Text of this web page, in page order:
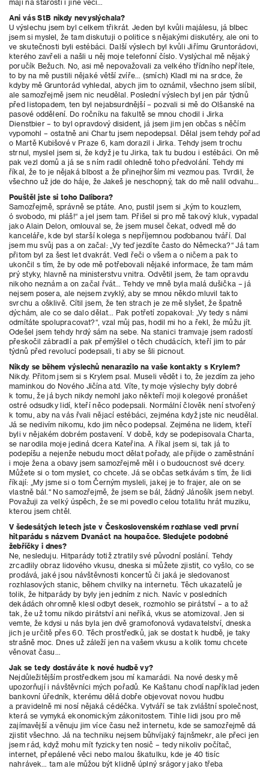
mají na starosti i jiné věci…
Ani vás StB nikdy nevyslýchala?
U výslechu jsem byl celkem třikrát. Jeden byl kvůli majálesu, já blbec
jsem si myslel, že tam diskutuji o politice s nějakými diskutéry, ale oni to
ve skutečnosti byli estébáci. Další výslech byl kvůli Jiřímu Gruntorádovi,
kterého zavřeli a našli u něj moje telefonní číslo. Vyslýchal mě nějaký
poručík Bežuch. No, asi mě nepovažovali za velkého třídního nepřítele,
to by na mě pustili nějaké větší zvíře… (smích) Kladl mi na srdce, že
kdyby mě Gruntorád vyhledal, abych jim to oznámil, všechno jsem slíbil,
ale samozřejmě jsem nic neudělal. Poslední výslech byl jen pár týdnů
před listopadem, ten byl nejabsurdnější – pozvali si mě do Olšanské na
pasové oddělení. Do ročníku na fakultě se mnou chodil i Jirka
Dienstbier – to byl opravdový disident, já jsem jim jen občas s něčím
vypomohl – ostatně ani Chartu jsem nepodepsal. Dělaljsem tehdy pořad
o Martě Kubišové v Praze 6, kam dorazil i Jirka. Tehdy jsem trochu
strnul, myslel jsem si, že když je tu Jirka, tak tu budou i estébáci. On mě
pak vezl domů a já se s ním radil ohledně toho předvolání. Tehdy mi
říkal, že to je nějaká blbost a že přinejhorším mi vezmou pas. Tvrdil, že
všechno už jde do háje, že Jakeš je neschopný, tak do mě nalil odvahu…
Pouštěl jste si toho Dalibora?
Samozřejmě, správně se ptáte. Ano, pustil jsem si „kým to kouzlem,
ó svobodo, mi pláš!“ a jel jsem tam. Přišel si pro mě takový kluk, vypadal
jako Alain Delon, omlouval se, že jsem musel čekat, odvedl mě do
kanceláře, kde byl starší kolega s nepříjemnou poďobanou tváří. Dal
jsem mu svůj pas a on začal: „Vy teď jezdíte často do Německa?“ Já tam
přitom byl za šest let dvakrát. Vedl řeči o všem a o ničem apak to
ukončil s tím, že by ode mě potřebovali nějaké informace, že tam mám
prý styky, hlavně na ministerstvu vnitra. Odvětil jsem, že tam opravdu
nikoho neznám a on začal řvát… Tehdy ve mně byla malá dušička – já
nejsem posera, ale nejsem zvyklý, aby se mnou někdo mluvil takto
svrchu a ošklivě. Cítil jsem, že ten strach je ze mě slyšet, že špatně
dýchám, ale co se dalo dělat… Pak potřetí zopakoval: „Vy tedy s námi
odmítáte spolupracovat?“, vzal můj pas, hodil mi ho a řekl, že můžu jít.
Odešel jsem tehdy hrdý sám na sebe. Na stanici tramvaje jsem radostí
přeskočil zábradlí a pak přemýšlel o těch chudácích, kteří jim to pár
týdnů před revolucí podepsali, ti aby se šli picnout.
Nikdy se během výslechů nenarazilo na vaše kontakty s Krylem?
Nikdy. Přitom jsem si s Krylem psal. Museli vědět i to, že jezdím za jeho
maminkou do Nového Jičína atd. Víte, ty moje výslechy byly dobré
k tomu, že já bych nikdy nemohl jako někteří moji kolegové pronášet
ostré odsudky lidí, kteří něco podepsali. Normální člověk není stvořený
k tomu, aby na vás řvali nějací estébáci, zejména když jste nic neudělal.
Já se nedivím nikomu, kdo jim něco podepsal. Zejména ne lidem, kteří
byli v nějakém dobrém postavení. V době, kdy se podepisovala Charta,
se narodila moje jediná dcera Kateřina. A říkal jsem si, tak já to
podepíšu a nejenže nebudu moct dělat pořady, ale přijde o zaměstnání
i moje žena a obavy jsem samozřejmě měl i o budoucnost své dcery.
Můžete si o tom myslet, co chcete. Já se občas setkávám s tím, že lidi
říkají: „My jsme si o tom Černým mysleli, jakej je to frajer, ale on se
vlastně bál.“ No samozřejmě, že jsem se bál, žádný Jánošík jsem nebyl.
Považuji za velký úspěch, že se mi povedlo celou totalitu hrát muziku,
kterou jsem chtěl.
V šedesátých letech jste v Československém rozhlase vedl první
hitparádu s názvem Dvanáct na houpačce. Sledujete podobné
žebříčky i dnes?
Ne, nesleduju. Hitparády totiž ztratily své původní poslání. Tehdy
zrcadlily obraz lidového vkusu, dneska si můžete zjistit, co vyšlo, co se
prodává, jaké jsou návštěvnosti koncertů či jaká je sledovanost
rozhlasových stanic, během chvilky na internetu. Těch ukazatelů je
tolik, že hitparády by byly jen jedním z nich. Navíc v posledních
dekádách ohromně klesl odbyt desek, rozmohlo se pirátství – a to až
tak, že už tomu nikdo pirátství ani neříká, vkus se atomizoval. Jen si
vemte, že kdysi u nás byla jen dvě gramofonová vydavatelství, dneska
jich je určitě přes 60. Těch prostředků, jak se dostat k hudbě, je taky
strašně moc. Dnes už záleží jen na vašem vkusu a kolik tomu chcete
věnovat času…
Jak se tedy dostáváte k nové hudbě vy?
Nejdůležitějším prostředkem jsou mí kamarádi. Na nové desky mě
upozorňují i návštěvníci mých pořadů. Ke Kaštanu chodí například jeden
bankovní úředník, kterému dělá dobře objevovat novou hudbu
a pravidelně mi nosí nějaká cédéčka. Vytváří se tak zvláštní společnost,
která se vymyká ekonomickým zákonitostem. Tihle lidi jsou pro mě
zajímavější a věnuju jim více času než internetu, kde se samozřejmě dá
zjistit všechno. Já na techniku nejsem bůhvíjaký fajnšmekr, ale přeci jen
jsem rád, když mohu mít fyzicky ten nosič – tedy nikoliv počítač,
internet, přepálené věci nebo malou škatulku, kde je 40 tisíc
nahrávek… tam ale můžou být klidně úplný srágory jako třeba